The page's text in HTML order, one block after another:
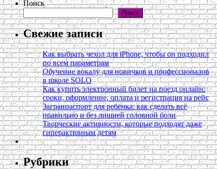
Поиск
Поиск
Свежие записи
Как выбрать чехол для iPhone, чтобы он подходил
по всем параметрам
Обучение вокалу для новичков и профессионалов
в школе SOLO
Как купить электронный билет на поезд онлайн:
сроки, оформление, оплата и регистрация на рейс
Загранпаспорт для ребёнка: как сделать всё
правильно и без лишней головной боли
Творческие активности, которые подходят даже
гиперактивным детям
Рубрики